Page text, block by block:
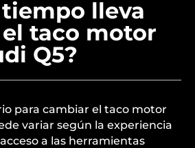
lleva
taco motor
Q5?
para cambiar el taco motor
variar según la experiencia
a las herramientas